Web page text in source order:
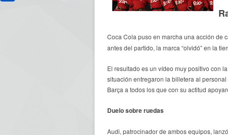
Coca Cola puso en marcha una acción de
antes del partido, la marca “olvidó” en la
El resultado es un vídeo muy positivo con
situación entregaron la billetera al
Barça a todos los que con su actitud
Duelo sobre ruedas
Audi, patrocinador de ambos equipos,